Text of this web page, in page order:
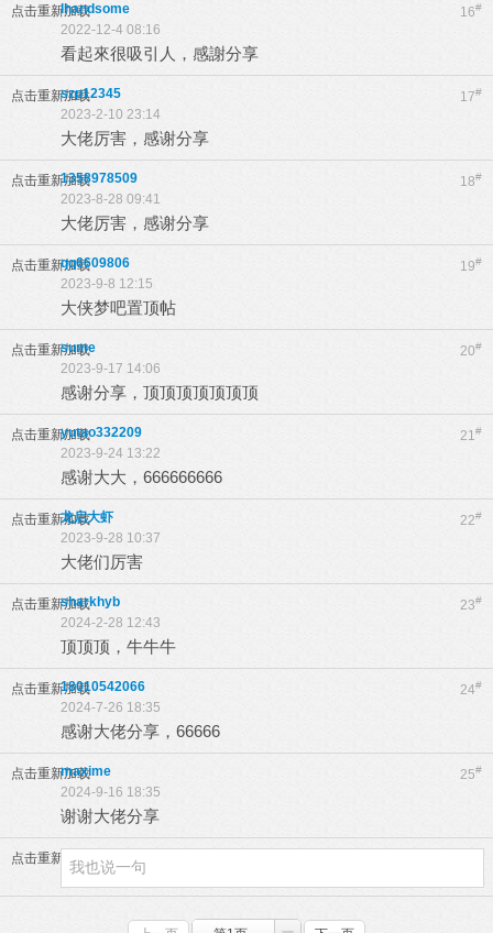
点击重新加载 16#
lhandsome
2022-12-4 08:16
看起來很吸引人，感謝分享
点击重新加载 17#
szp12345
2023-2-10 23:14
大佬厉害，感谢分享
点击重新加载 18#
1358978509
2023-8-28 09:41
大佬厉害，感谢分享
点击重新加载 19#
qq6609806
2023-9-8 12:15
大侠梦吧置顶帖
点击重新加载 20#
sume
2023-9-17 14:06
感谢分享，顶顶顶顶顶顶顶
点击重新加载 21#
yutao332209
2023-9-24 13:22
感谢大大，666666666
点击重新加载 22#
龙启大虾
2023-9-28 10:37
大佬们厉害
点击重新加载 23#
sharkhyb
2024-2-28 12:43
顶顶顶，牛牛牛
点击重新加载 24#
18010542066
2024-7-26 18:35
感谢大佬分享，66666
点击重新加载 25#
maxime
2024-9-16 18:35
谢谢大佬分享
点击重新加载